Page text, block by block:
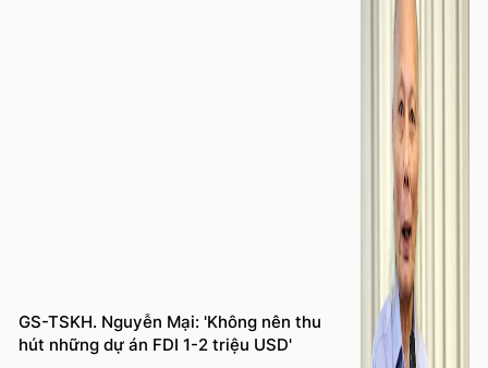
GS-TSKH. Nguyễn Mại: 'Không nên thu
hút những dự án FDI 1-2 triệu USD'